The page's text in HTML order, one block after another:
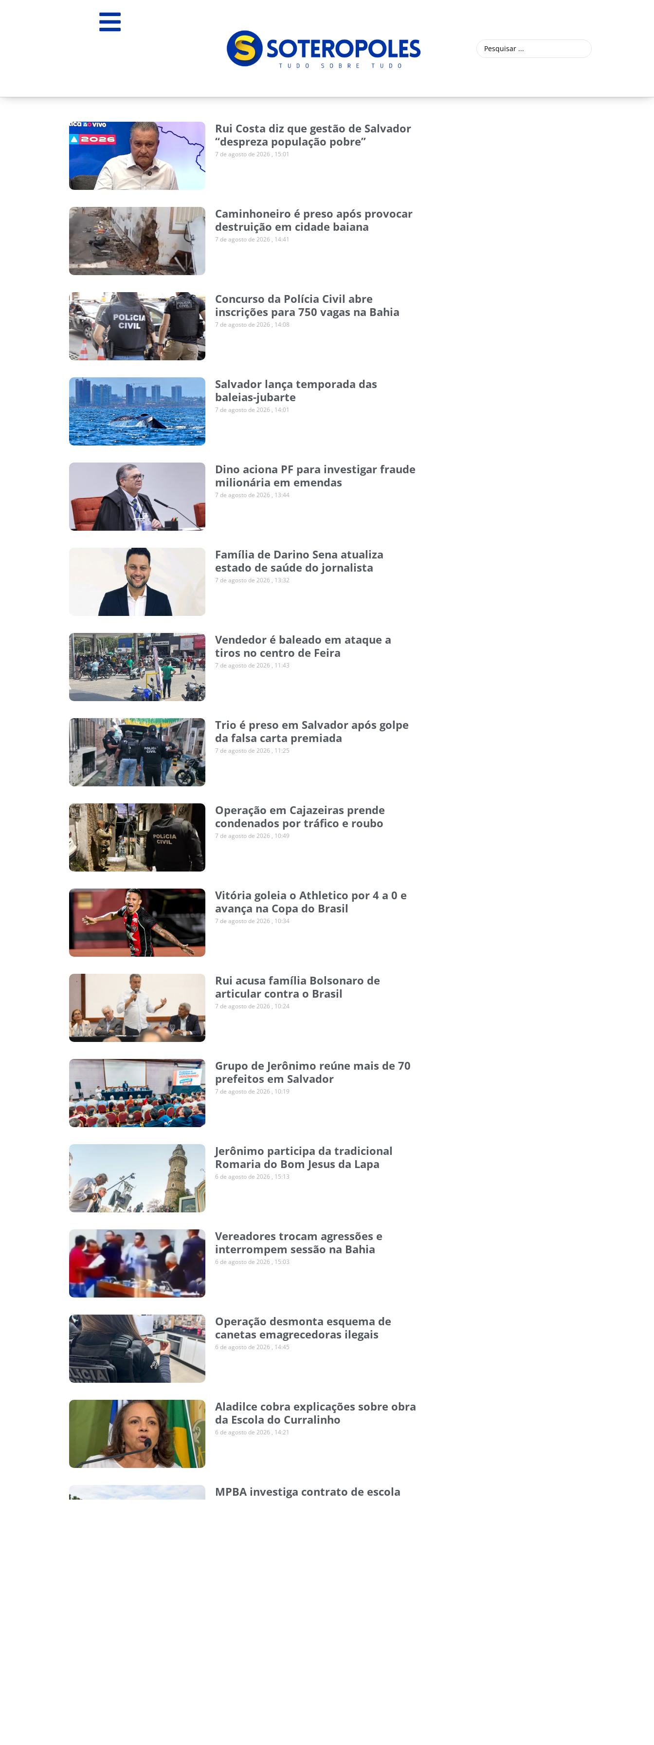
Rui Costa diz que gestão de Salvador
“despreza população pobre”
7 de agosto de 2026 15:01
Caminhoneiro é preso após provocar
destruição em cidade baiana
7 de agosto de 2026 14:41
Concurso da Polícia Civil abre
inscrições para 750 vagas na Bahia
7 de agosto de 2026 14:08
Salvador lança temporada das
baleias-jubarte
7 de agosto de 2026 14:01
Dino aciona PF para investigar fraude
milionária em emendas
7 de agosto de 2026 13:44
Família de Darino Sena atualiza
estado de saúde do jornalista
7 de agosto de 2026 13:32
Vendedor é baleado em ataque a
tiros no centro de Feira
7 de agosto de 2026 11:43
Trio é preso em Salvador após golpe
da falsa carta premiada
7 de agosto de 2026 11:25
Operação em Cajazeiras prende
condenados por tráfico e roubo
7 de agosto de 2026 10:49
Vitória goleia o Athletico por 4 a 0 e
avança na Copa do Brasil
7 de agosto de 2026 10:34
Rui acusa família Bolsonaro de
articular contra o Brasil
7 de agosto de 2026 10:24
Grupo de Jerônimo reúne mais de 70
prefeitos em Salvador
7 de agosto de 2026 10:19
Jerônimo participa da tradicional
Romaria do Bom Jesus da Lapa
6 de agosto de 2026 15:13
Vereadores trocam agressões e
interrompem sessão na Bahia
6 de agosto de 2026 15:03
Operação desmonta esquema de
canetas emagrecedoras ilegais
6 de agosto de 2026 14:45
Aladilce cobra explicações sobre obra
da Escola do Curralinho
6 de agosto de 2026 14:21
MPBA investiga contrato de escola